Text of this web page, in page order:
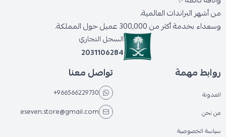
من أشهر البراندات العالمية،
وسعداء بخدمة أكثر من 300,000 عميل حول المملكة.
السجل التجاري
2031106284
روابط مهمة
المدونة
من نحن
سياسة الخصوصية
تواصل معنا
+966566229730
eseven.store@gmail.com